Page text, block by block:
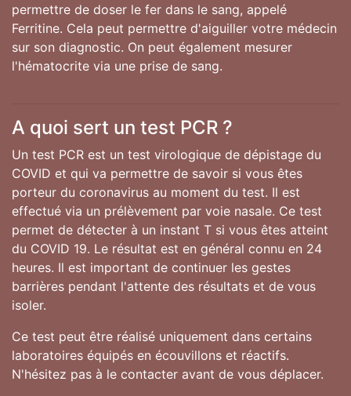
permettre de doser le fer dans le sang, appelé
Ferritine. Cela peut permettre d'aiguiller votre médecin
sur son diagnostic. On peut également mesurer
l'hématocrite via une prise de sang.
A quoi sert un test PCR ?
Un test PCR est un test virologique de dépistage du
COVID et qui va permettre de savoir si vous êtes
porteur du coronavirus au moment du test. Il est
effectué via un prélèvement par voie nasale. Ce test
permet de détecter à un instant T si vous êtes atteint
du COVID 19. Le résultat est en général connu en 24
heures. Il est important de continuer les gestes
barrières pendant l'attente des résultats et de vous
isoler.
Ce test peut être réalisé uniquement dans certains
laboratoires équipés en écouvillons et réactifs.
N'hésitez pas à le contacter avant de vous déplacer.